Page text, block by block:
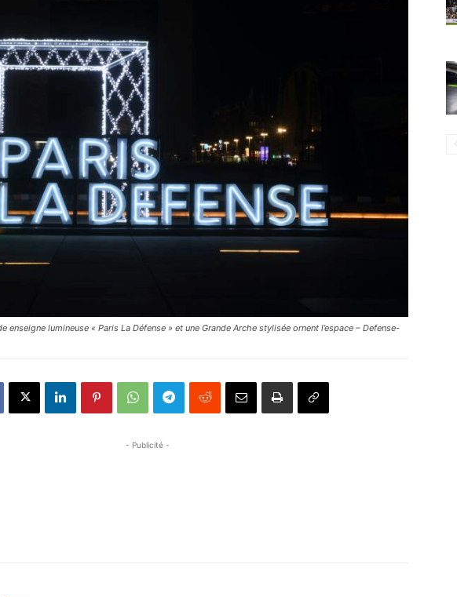
enseigne lumineuse « Paris La Défense » et une Grande Arche stylisée ornent l’espace – Defense-
- Publicité -